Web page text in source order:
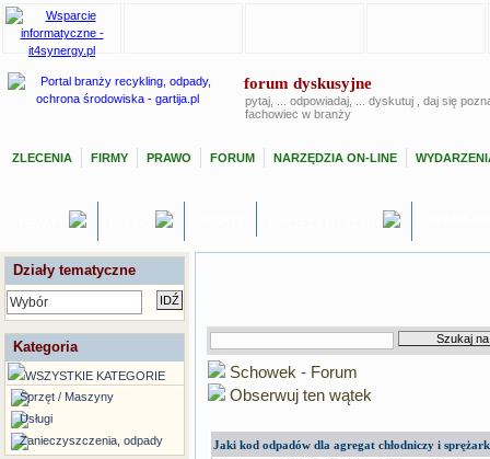
forum dyskusyjne
pytaj, ... odpowiadaj, ... dyskutuj , daj się
fachowiec w branży
ZLECENIA FIRMY PRAWO FORUM NARZĘDZIA ON-LINE
Działy tematyczne
Wybór
Kategoria
WSZYSTKIE KATEGORIE
Sprzęt / Maszyny
Usługi
Zanieczyszczenia, odpady
Schowek - Forum
Obserwuj ten wątek
Jaki kod odpadów dla agregat chłodniczy i